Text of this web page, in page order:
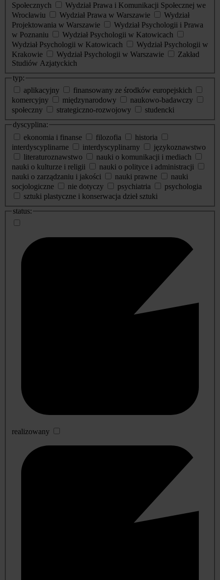
Społecznych
Wydział Prawa i Komunikacji Społecznej we
Wrocławiu
Wydział Prawa w Warszawie
Wydział
Projektowania w Warszawie
Wydział Psychologii i Prawa
w Poznaniu
Wydział Psychologii w Katowicach
Wydział Psychologii w Katowicach
Wydział Psychologii w
Krakowie
Wydział Psychologii w Warszawie
Zakład
Studiów Azjatyckich
typ:
aplikacyjny
finansowany ze środków europejskich
komercyjny
międzynarodowy
naukowo-badawczy
społeczny
strategiczno-rozwojowy
studencki
dyscyplina:
ekonomia i finanse
filozofia
historia
interdyscyplinarne
interdyscyplinarny
językoznawstwo
literaturoznawstwo
nauki o komunikacji i mediach
nauki o kulturze i religii
nauki o polityce i administracji
nauki o zarządzaniu i jakości
nauki prawne
nauki
socjologiczne
nie dotyczy psychiatria
psychologia
sztuki plastyczne i konserwacja dzieł sztuki
status:
realizowany